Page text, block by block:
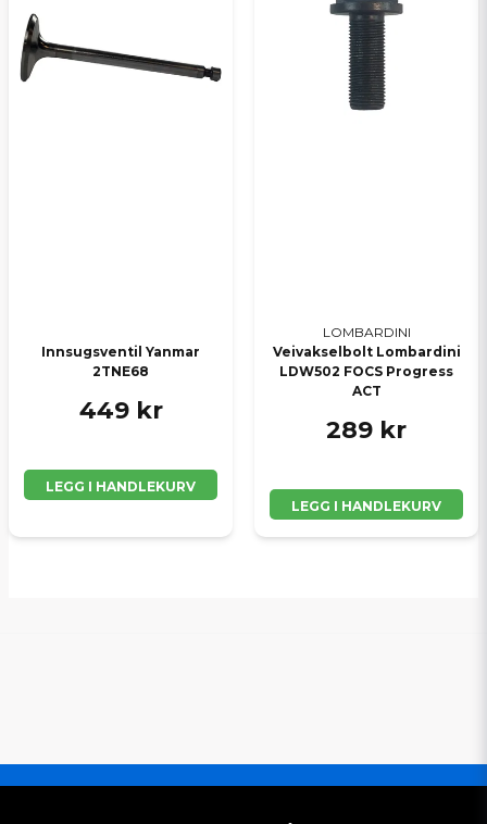
Innsugsventil Yanmar
2TNE68
449 kr
LEGG I HANDLEKURV
LOMBARDINI
Veivakselbolt Lombardini
LDW502 FOCS Progress
ACT
289 kr
LEGG I HANDLEKURV